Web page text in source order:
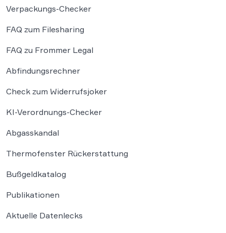
Verpackungs-Checker
FAQ zum Filesharing
FAQ zu Frommer Legal
Abfindungsrechner
Check zum Widerrufsjoker
KI-Verordnungs-Checker
Abgasskandal
Thermofenster Rückerstattung
Bußgeldkatalog
Publikationen
Aktuelle Datenlecks